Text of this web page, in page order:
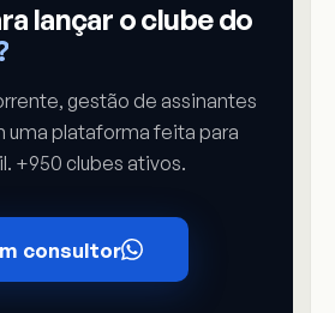
lançar o clube do
gestão de assinantes
uma plataforma feita para
+950 clubes ativos.
consultor